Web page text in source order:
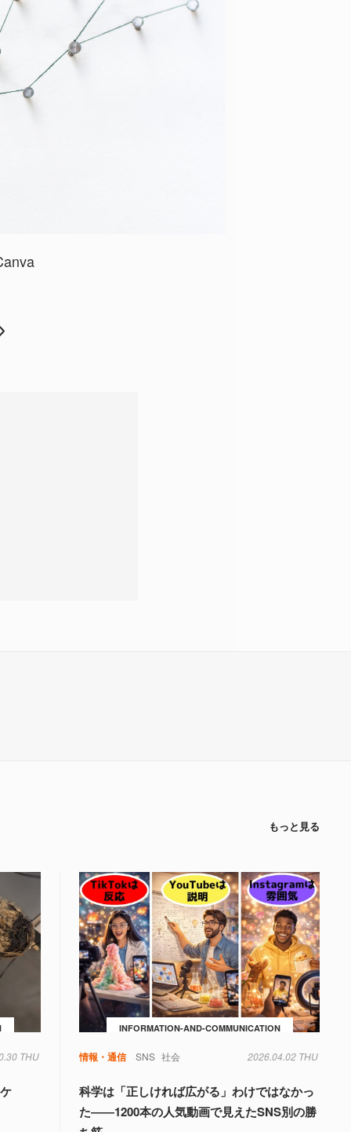
もっと見る
THU
INFORMATION-AND-COMMUNICATION
情報・通信 SNS 社会 2026.04.02 THU
科学は「正しければ広がる」わけではなかっ
た――1200本の人気動画で見えたSNS別の勝